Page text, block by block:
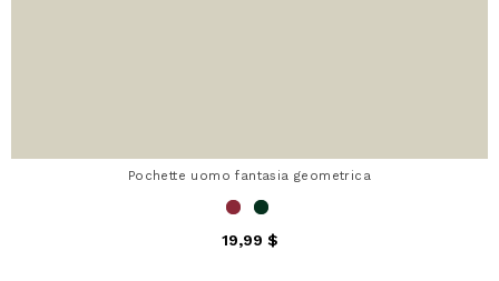
Pochette uomo fantasia geometrica
19,99 $